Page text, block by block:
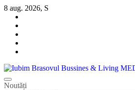
Sari
conținut
8 aug. 2026, S
Iubim Brasovul Bussines & Living MEDIA
Din pasiune și dragoste pentru Brașoveni
Noutăți